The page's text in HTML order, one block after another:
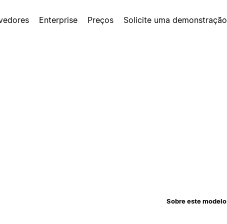
Enterprise Preços Solicite uma demonstração
Sobre este modelo